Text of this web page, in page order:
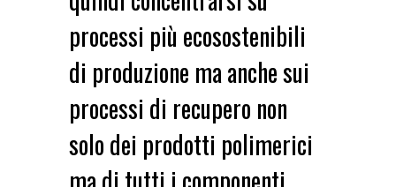
processi più ecosostenibili
di produzione ma anche sui
processi di recupero non
solo dei prodotti polimerici